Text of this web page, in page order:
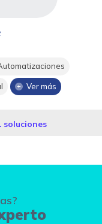
Ver más
soluciones